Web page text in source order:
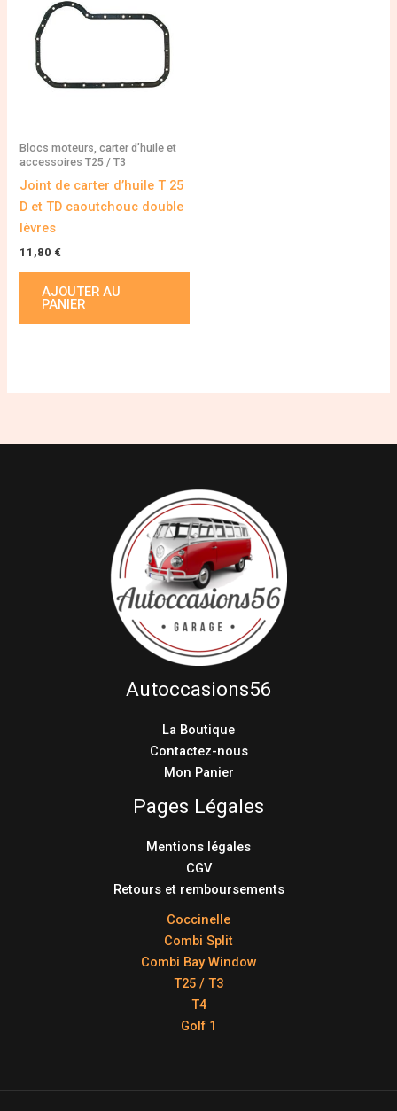
Blocs moteurs, carter d’huile et
accessoires T25 / T3
Joint de carter d’huile T 25
D et TD caoutchouc double
lèvres
11,80 €
AJOUTER AU
PANIER
Autoccasions56
La Boutique
Contactez-nous
Mon Panier
Pages Légales
Mentions légales
CGV
Retours et remboursements
Coccinelle
Combi Split
Combi Bay Window
T25 / T3
T4
Golf 1